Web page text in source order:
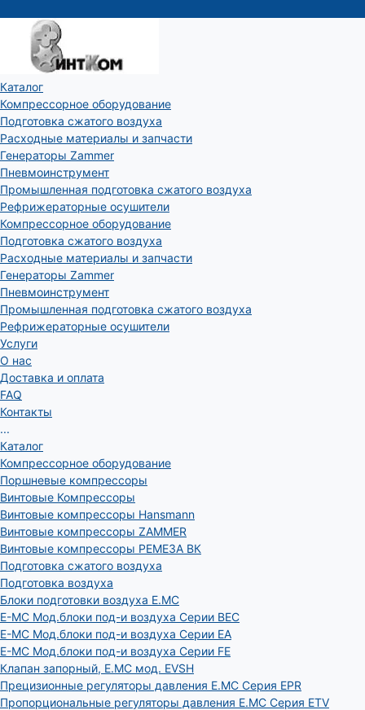
Каталог
Компрессорное оборудование
Подготовка сжатого воздуха
Расходные материалы и запчасти
Генераторы Zammer
Пневмоинструмент
Промышленная подготовка сжатого воздуха
Рефрижераторные осушители
Компрессорное оборудование
Подготовка сжатого воздуха
Расходные материалы и запчасти
Генераторы Zammer
Пневмоинструмент
Промышленная подготовка сжатого воздуха
Рефрижераторные осушители
Услуги
О нас
Доставка и оплата
FAQ
Контакты
...
Каталог
Компрессорное оборудование
Поршневые компрессоры
Винтовые Компрессоры
Винтовые компрессоры Hansmann
Винтовые компрессоры ZAMMER
Винтовые компрессоры РЕМЕЗА ВК
Подготовка сжатого воздуха
Подготовка воздуха
Блоки подготовки воздуха E.MC
E-MC Мод.блоки под-и воздуха Серии BEC
E-MC Мод.блоки под-и воздуха Серии EA
E-MC Мод.блоки под-и воздуха Серии FE
Клапан запорный, E.MC мод. EVSH
Прецизионные регуляторы давления E.MC Серия EPR
Пропорциональные регуляторы давления E.MC Серия ETV